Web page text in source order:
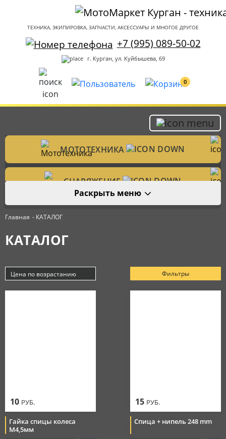
ТЕХНИКА, ЭКИПИРОВКА, ЗАПЧАСТИ, АКСЕССУАРЫ И МНОГОЕ ДРУГОЕ
+7 (995) 089-50-02
г. Курган, ул. Куйбышева, 69
0
МОТОТЕХНИКА
Мотоциклы
Велотехника
СНАРЯЖЕНИЕ
Мотошлемы
Очки
Защитная амуниция
Джерси
Аксессуары
Тормозная система
Моторные масла
Смазки
Раскрыть меню
Главная - КАТАЛОГ
Цена по возрастанию
Новинки
Популярные
КАТАЛОГ
Фильтры
10 РУБ.
Гайка спицы колеса
М4,5мм
15 РУБ.
Спица + нипель 248 mm